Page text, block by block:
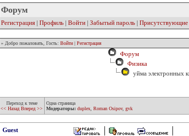
Форум
Регистрация | Профиль | Войти | Забытый пароль | Присутствующие
» Добро пожаловать, Гость: Войти | Регистрация
Форум
Физика
уйма электронных
Переход к теме
<< Назад Вперед >>
Одна страница
Модераторы: duplex Roman Osipov, gvk
Guest